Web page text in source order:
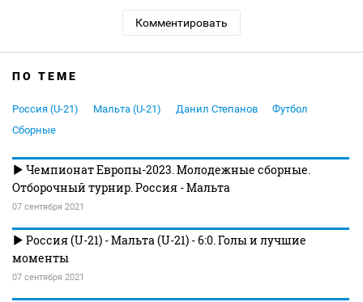
Комментировать
ПО ТЕМЕ
Россия (U-21) Мальта (U-21) Данил Степанов
Футбол
Сборные
Чемпионат Европы-2023. Молодежные сборные.
Отборочный турнир. Россия - Мальта
07 сентября 2021
Россия (U-21) - Мальта (U-21) - 6:0. Голы и лучшие
моменты
07 сентября 2021